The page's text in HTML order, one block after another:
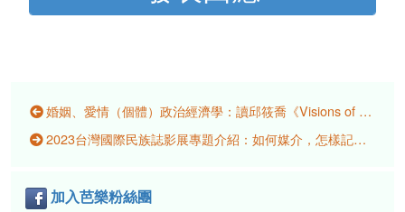
婚姻、愛情（個體）政治經濟學：讀邱筱喬《Visions of Marriage: Politics and Family on Kinmen, 1920–2020》
2023台灣國際民族誌影展專題介紹：如何媒介，怎樣記憶？尋找身分與歷史軌跡的影像行動
加入芭樂粉絲團